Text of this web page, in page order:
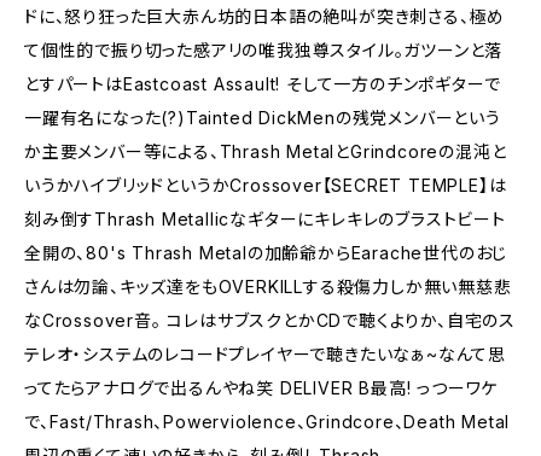
ドに、怒り狂った巨大赤ん坊的日本語の絶叫が突き刺さる、極め
て個性的で振り切った感アリの唯我独尊スタイル。ガツーンと落
とすパートはEastcoast Assault! そして一方のチンポギターで
一躍有名になった(?)Tainted DickMenの残党メンバーという
か主要メンバー等による、Thrash MetalとGrindcoreの混沌と
いうかハイブリッドというかCrossover【SECRET TEMPLE】は
刻み倒すThrash Metallicなギターにキレキレのブラストビート
全開の、80's Thrash Metalの加齢爺からEarache世代のおじ
さんは勿論、キッズ達をもOVERKILLする殺傷力しか無い無慈悲
なCrossover音。 コレはサブスクとかCDで聴くよりか、自宅のス
テレオ・システムのレコードプレイヤーで聴きたいなぁ~なんて思
ってたらアナログで出るんやね笑 DELIVER B最高! っつーワケ
で、Fast/Thrash、Powerviolence、Grindcore、Death Metal